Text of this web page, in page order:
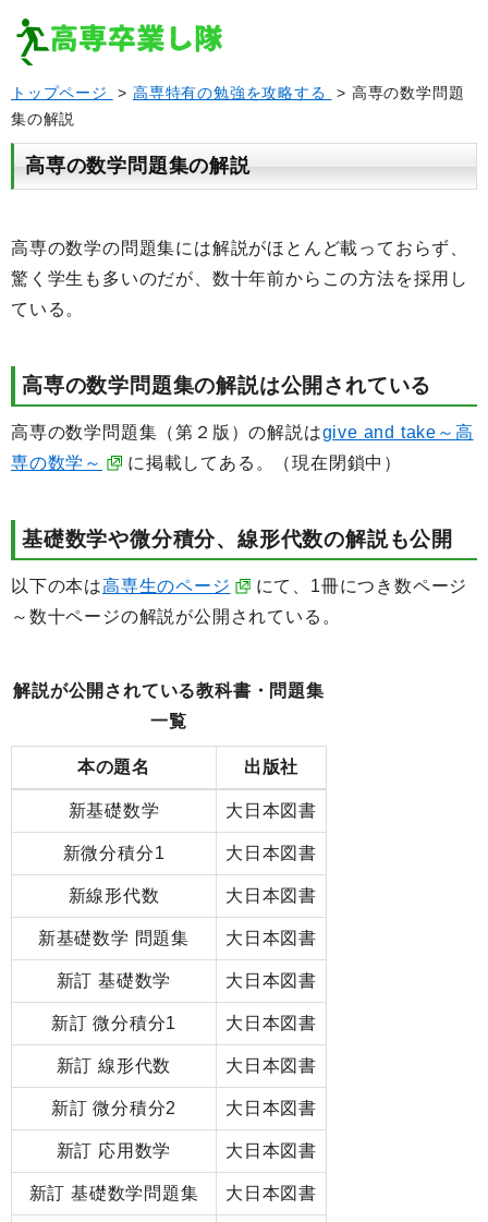
トップページ >高専特有の勉強を攻略する
> 高専の数学問題
集の解説
高専の数学問題集の解説
高専の数学の問題集には解説がほとんど載っておらず、
驚く学生も多いのだが、数十年前からこの方法を採用し
ている。
高専の数学問題集の解説は公開されている
高専の数学問題集（第２版）の解説はgive and take～高
専の数学～
に掲載してある。（現在閉鎖中）
基礎数学や微分積分、線形代数の解説も公開
以下の本は高専生のページ
にて、1冊につき数ページ
～数十ページの解説が公開されている。
解説が公開されている教科書・問題集
一覧
本の題名 出版社
新基礎数学 大日本図書
新微分積分1 大日本図書
新線形代数 大日本図書
新基礎数学 問題集 大日本図書
新訂 基礎数学 大日本図書
新訂 微分積分1 大日本図書
新訂 線形代数 大日本図書
新訂 微分積分2 大日本図書
新訂 応用数学 大日本図書
新訂 基礎数学問題集 大日本図書